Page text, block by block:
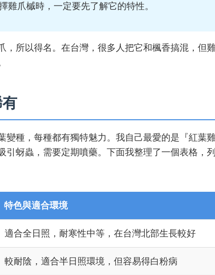
爪槭時，一定要先了解它的特性。
所以得名。在台灣，很多人把它和楓香搞混，但
種，每種都有獨特魅力。我自己最愛的是『紅葉
蚜蟲，需要定期噴藥。下面我整理了一個表格，
特色與適合環境
適合全日照，耐寒性中等，在台灣北部生長較好
較耐陰，適合半日照環境，但容易得白粉病